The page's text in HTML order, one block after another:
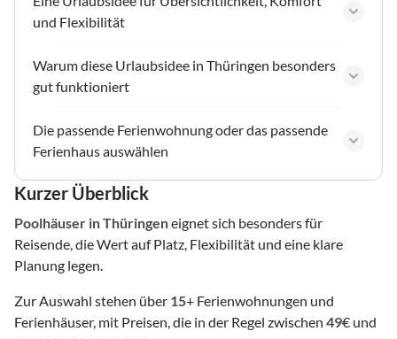
und Flexibilität
Warum diese Urlaubsidee in Thüringen besonders
gut funktioniert
Die passende Ferienwohnung oder das passende
Ferienhaus auswählen
Kurzer Überblick
Poolhäuser in Thüringeneignet sich besonders für
Reisende, die Wert auf Platz, Flexibilität und eine klare
Planung legen.
Zur Auswahl stehen über 15+ Ferienwohnungen und
Ferienhäuser, mit Preisen, die in der Regel zwischen 49€ und